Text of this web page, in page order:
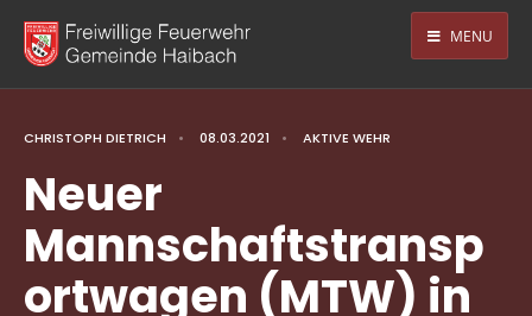
MENU
CHRISTOPH DIETRICH • 08.03.2021 • AKTIVE WEHR
Neuer
Mannschaftstransp
ortwagen (MTW) in